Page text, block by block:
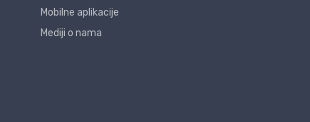
Mobilne aplikacije
Mediji o nama